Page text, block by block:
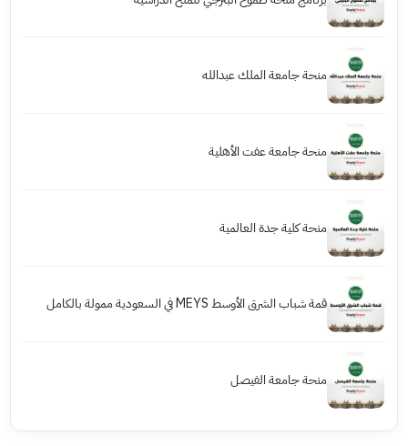
منحة جامعة الملك عبدالله
منحة جامعة عفت الأهلية
منحة كلية جدة العالمية
قمة شباب الشرق الأوسط MEYS في السعودية ممولة بالكامل
منحة جامعة الفيصل